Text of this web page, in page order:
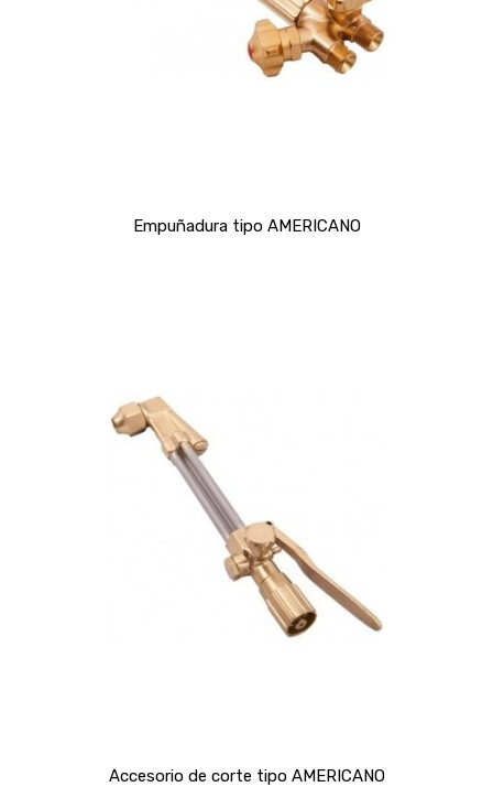
Empuñadura tipo AMERICANO
Accesorio de corte tipo AMERICANO